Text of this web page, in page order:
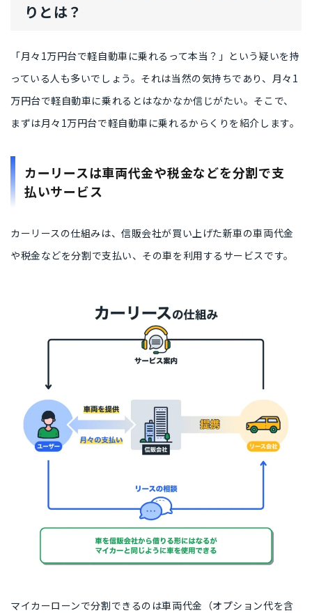
りとは？
「月々1万円台で軽自動車に乗れるって本当？」 という疑いを持
っている人も多いでしょう。それは当然の気持ちであり、月々1
万円台で軽自動車に乗れるとはなかなか信じがたい。そこで、
まずは月々1万円台で軽自動車に乗れるからくり を紹介します。
カーリースは車両代金や税金などを分割で支
払いサービス
カーリースの仕組みは、信販会社が買い上げた新車の車両代金
や税金などを分割で支払い、その車を利用するサービス です。
マイカーローンで分割できるのは車両代金（オプション代を含